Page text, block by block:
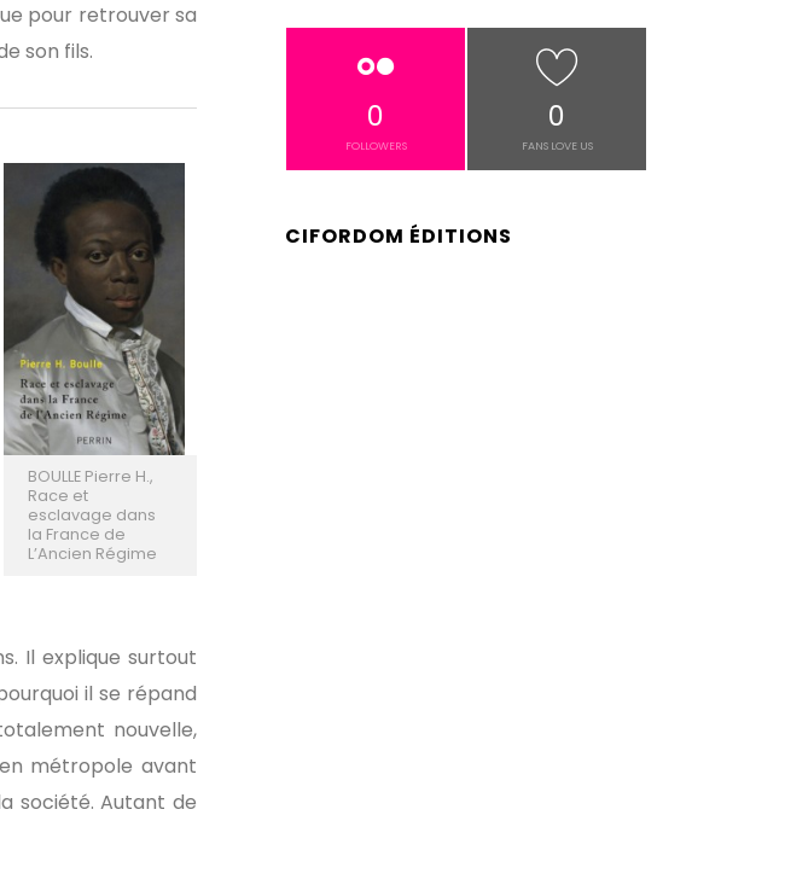
pour retrouver sa
son fils.
BOULLE Pierre H.,
Race et
esclavage dans
la France de
L’Ancien Régime
Il explique surtout
il se répand
nouvelle,
métropole avant
société. Autant de
0
FOLLOWERS
0
FANS LOVE US
CIFORDOM ÉDITIONS